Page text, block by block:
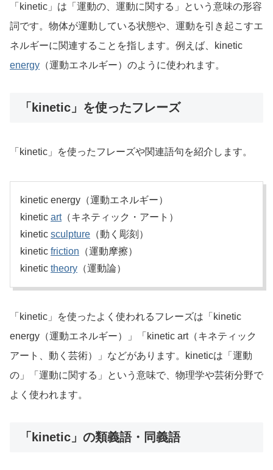
「kinetic」は「運動の、運動に関する」という意味の形容
詞です。物体が運動している状態や、運動を引き起こすエ
ネルギーに関連することを指します。例えば、kinetic
energy （運動エネルギー）のように使われます。
「kinetic」を使ったフレーズ
「kinetic」を使ったフレーズや関連語句を紹介します。
kinetic energy（運動エネルギー）
kinetic art（キネティック・アート）
kinetic sculpture （動く彫刻）
kinetic friction （運動摩擦）
kinetic theory （運動論）
「kinetic」を使ったよく使われるフレーズは「kinetic
energy（運動エネルギー）」「kinetic art（キネティック
アート、動く芸術）」などがあります。kineticは「運動
の」「運動に関する」という意味で、物理学や芸術分野で
よく使われます。
「kinetic」の類義語・同義語